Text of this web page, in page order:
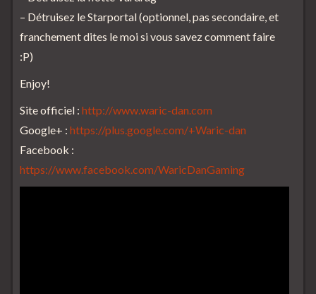
– Détruisez le Starportal (optionnel, pas secondaire, et
franchement dites le moi si vous savez comment faire
:P)
Enjoy!
Site officiel : http://www.waric-dan.com
Google+ : https://plus.google.com/+Waric-dan
Facebook :
https://www.facebook.com/WaricDanGaming